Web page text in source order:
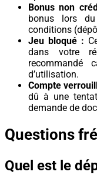
Bonus non
bonus lors
conditions
Jeu bloqué :
dans votre
recommandé
d’utilisation.
Compte
dû à une
demande de
Questions
Quel est le